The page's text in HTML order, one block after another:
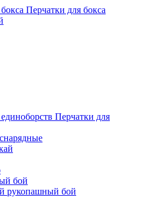
Перчатки для бокса
Перчатки для
бой
рукопашный бой